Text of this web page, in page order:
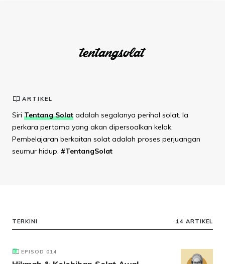
ARTIKEL
Siri Tentang Solat adalah segalanya perihal solat. Ia
perkara pertama yang akan dipersoalkan kelak.
Pembelajaran berkaitan solat adalah proses perjuangan
seumur hidup. #TentangSolat
TERKINI 14 ARTIKEL
EPISOD 014